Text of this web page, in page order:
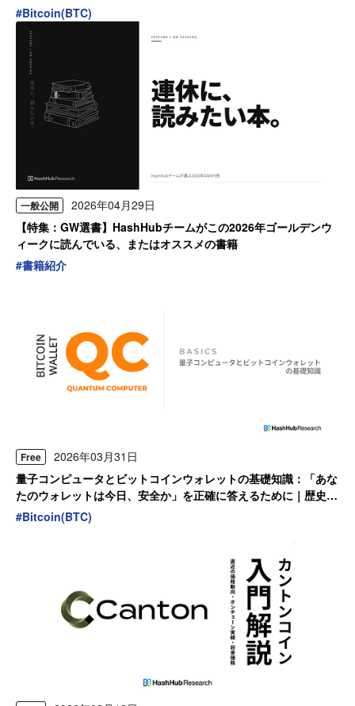
#Bitcoin(BTC)
一般公開
2026年04月29日
【特集：GW選書】HashHubチームがこの2026年ゴールデンウ
ィークに読んでいる、またはオススメの書籍
#書籍紹介
Free
2026年03月31日
量子コンピュータとビットコインウォレットの基礎知識：「あな
たのウォレットは今日、安全か」を正確に答えるために｜歴史か
ら学ぶ個人投資家のための【入門ガイド】
#Bitcoin(BTC)